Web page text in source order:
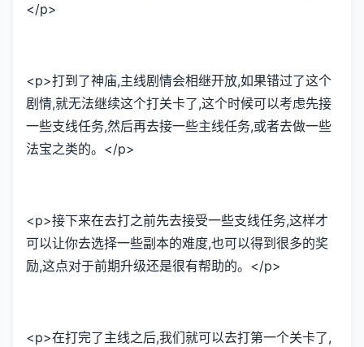
</p>
<p>打到了神庙,主线剧情会相继开放,如果错过了这个
剧情,就无法继续这个打关卡了,这个时候可以考虑先接
一些支线任务,然后再去接一些主线任务,或者去做一些
法宝之类的。</p>
<p>接下来在去打之前先去接受一些支线任务,这样才
可以让你去选择一些副本的难度,也可以得到很多的奖
励,这点对于前期升级还是很有帮助的。</p>
<p>在打完了主线之后,我们就可以去打第一个关卡了,